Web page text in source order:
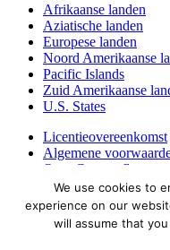
Afrikaanse landen
Aziatische landen
Europese landen
Noord Amerikaanse
Pacific Islands
Zuid Amerikaanse
U.S. States
Licentieovereenkomst
Algemene
Over Countryflags.com
Disclaimer
Privacy Policy
We use cookies to
experience on our
will assume that